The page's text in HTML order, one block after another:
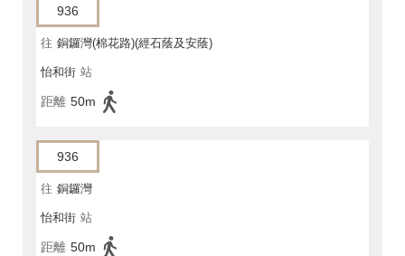
936
往 銅鑼灣(棉花路)(經石蔭及安蔭)
怡和街 站
距離 50m
936
往 銅鑼灣
怡和街 站
距離 50m